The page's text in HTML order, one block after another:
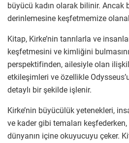
büyücü kadın olarak bilinir. Ancak
derinlemesine keşfetmemize
Kitap, Kirke’nin tanrılarla ve
keşfetmesini ve kimliğini bulmasını
perspektifinden, ailesiyle olan
etkileşimleri ve özellikle
detaylı bir şekilde işlenir.
Kirke’nin büyücülük yetenekleri,
ve kader gibi temaları
dünyanın içine okuyucuyu çeker.